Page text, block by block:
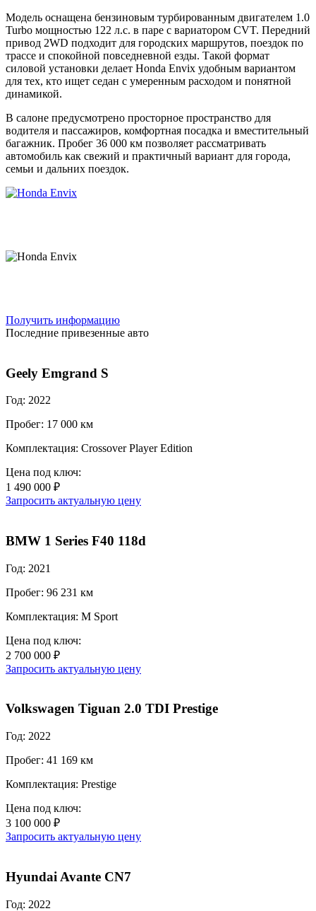
Модель оснащена бензиновым турбированным двигателем 1.0
Turbo мощностью 122 л.с. в паре с вариатором CVT. Передний
привод 2WD подходит для городских маршрутов, поездок по
трассе и спокойной повседневной езды. Такой формат
силовой установки делает Honda Envix удобным вариантом
для тех, кто ищет седан с умеренным расходом и понятной
динамикой.
В салоне предусмотрено просторное пространство для
водителя и пассажиров, комфортная посадка и вместительный
багажник. Пробег 36 000 км позволяет рассматривать
автомобиль как свежий и практичный вариант для города,
семьи и дальних поездок.
Получить информацию
Последние привезенные авто
Geely Emgrand S
Год: 2022
Пробег: 17 000 км
Комплектация: Crossover Player Edition
Цена под ключ:
1 490 000 ₽
Запросить актуальную цену
BMW 1 Series F40 118d
Год: 2021
Пробег: 96 231 км
Комплектация: M Sport
Цена под ключ:
2 700 000 ₽
Запросить актуальную цену
Volkswagen Tiguan 2.0 TDI Prestige
Год: 2022
Пробег: 41 169 км
Комплектация: Prestige
Цена под ключ:
3 100 000 ₽
Запросить актуальную цену
Hyundai Avante CN7
Год: 2022